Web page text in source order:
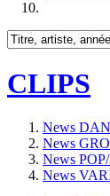
CLIPS
News
News
News
News